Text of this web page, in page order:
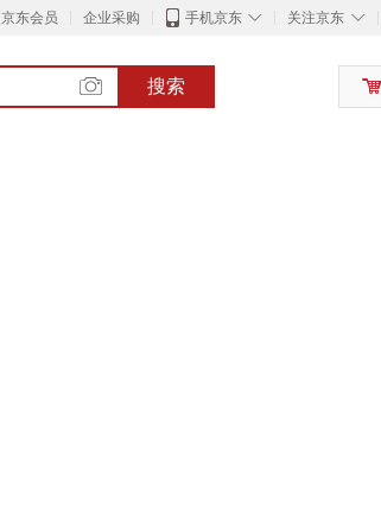
京东会员 企业采购 ◇
手机京东 ◇
关注京东
搜索